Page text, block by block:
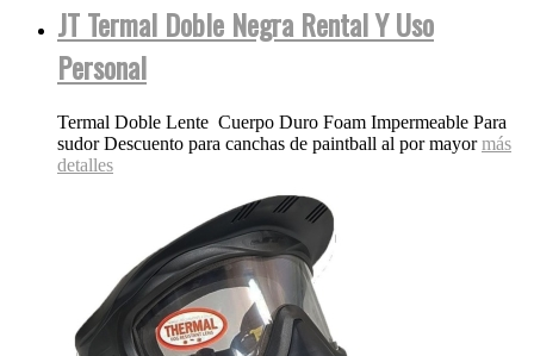
JT Termal Doble Negra Rental Y Uso
Personal
Termal Doble Lente Cuerpo Duro Foam Impermeable Para
sudor Descuento para canchas de paintball al por mayormás
detalles